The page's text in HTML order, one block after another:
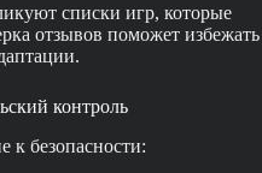
списки игр, которые
отзывов поможет избежать
контроль
к безопасности: